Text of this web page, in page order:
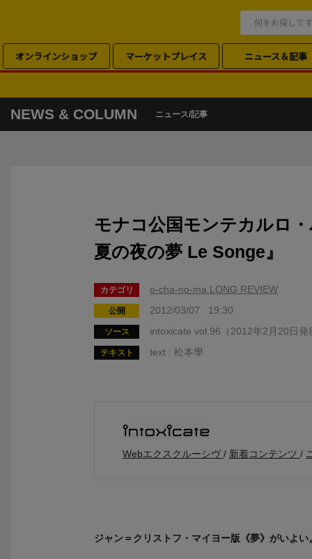
オンラインショップ マーケットプレイス ニュース＆記事
NEWS & COLUMN ニュース/記事
モナコ公国モンテカルロ
夏の夜の夢 Le Songe』
カテゴリ o-cha-no-ma LONG REVIEW
公開 2012/03/07 19:30
ソース intoxicate vol.96（2012年2月20日発
テキスト text : 松本學
Webエクスクルーシヴ 新着コンテンツ
ジャン＝クリストフ・マイヨー版《夢》がいよい